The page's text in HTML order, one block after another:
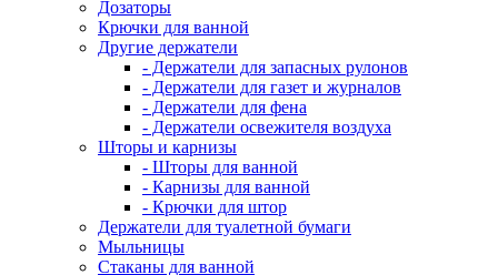
Дозаторы
Крючки для ванной
Другие держатели
- Держатели для запасных рулонов
- Держатели для газет и журналов
- Держатели для фена
- Держатели освежителя воздуха
Шторы и карнизы
- Шторы для ванной
- Карнизы для ванной
- Крючки для штор
Держатели для туалетной бумаги
Мыльницы
Стаканы для ванной